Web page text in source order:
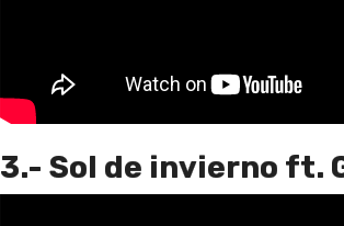
3.- Sol de invierno ft.